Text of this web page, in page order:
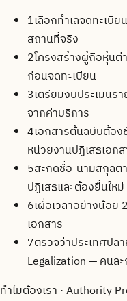
1เลือกทำเลจดทะเบี
สถานที่จริง
2โครงสร้างผู้ถือหุ้นต่
ก่อนจดทะเบียน
3เตรียมงบประเมินร
จากค่าบริการ
4เอกสารต้นฉบับต้อ
หน่วยงานปฏิเสธเอก
5สะกดชื่อ-นามสกุล
ปฏิเสธและต้องยื่นใหม่
6เผื่อเวลาอย่างน้อย
เอกสาร
7ตรวจว่าประเทศปล
Legalization — คนล
ทำไมต้องเรา · Authority